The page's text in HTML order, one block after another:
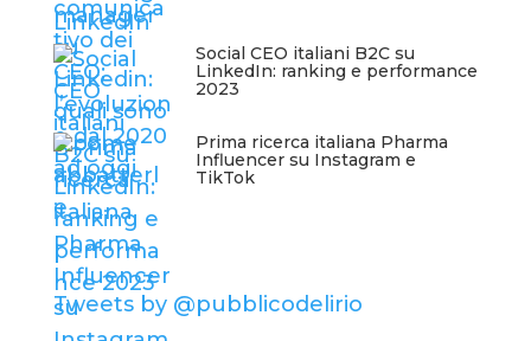
Social CEO italiani B2C su
LinkedIn: ranking e performance
2023
Prima ricerca italiana Pharma
Influencer su Instagram e
TikTok
Tweets by @pubblicodelirio